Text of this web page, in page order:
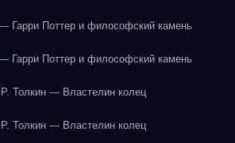
Гарри Поттер и философский камень
Гарри Поттер и философский камень
Толкин — Властелин колец
Толкин — Властелин колец